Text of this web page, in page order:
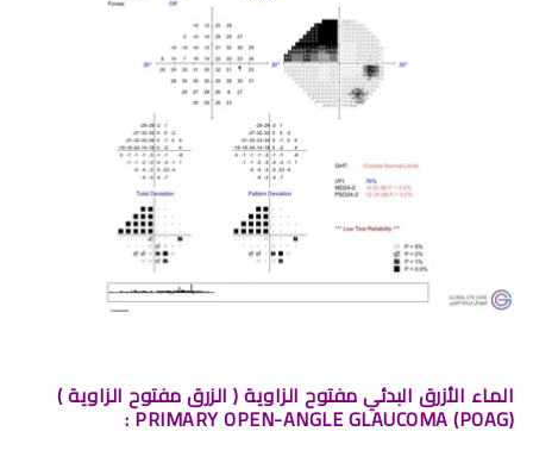
الماء الأزرق البدئي مفتوح الزاوية ( الزرق مفتوح الزاوية )
(POAG) PRIMARY OPEN-ANGLE GLAUCOMA :